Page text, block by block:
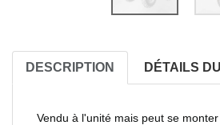
DESCRIPTION DÉTAILS
Vendu à l'unité mais peut se